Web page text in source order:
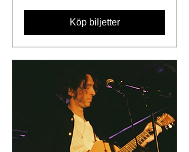
Köp biljetter